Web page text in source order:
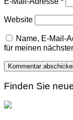
Website
Name, E-Mail-
für meinen
Finden Sie